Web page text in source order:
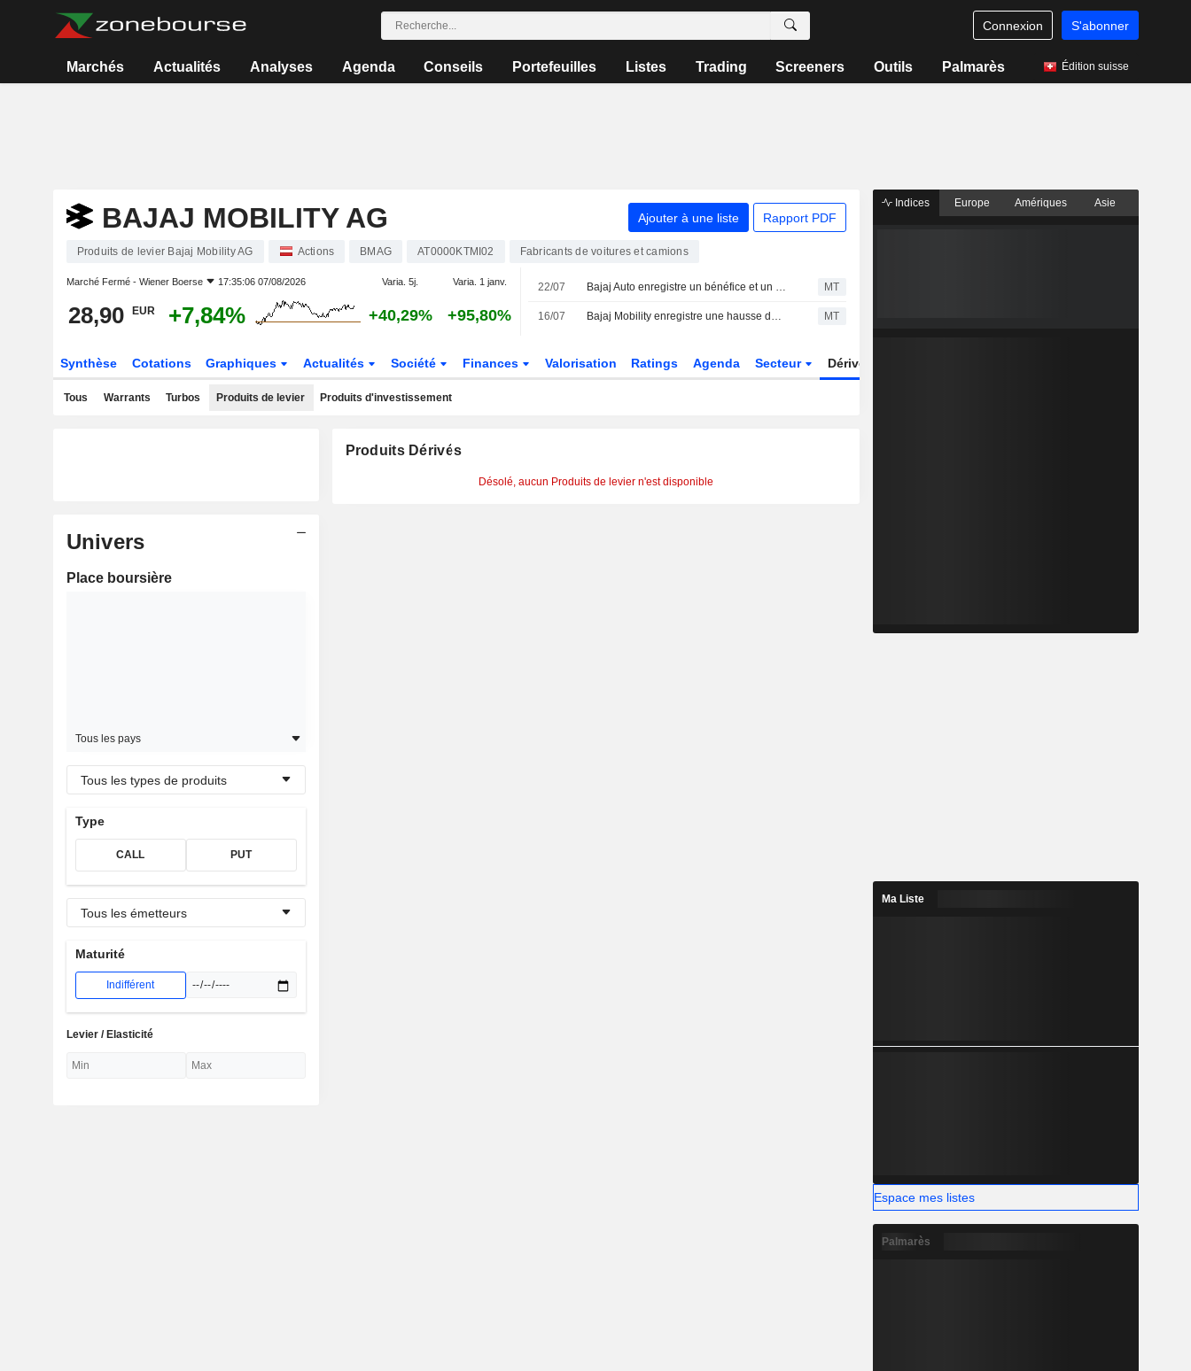
Connexion S'abonner
Marchés Actualités Analyses Agenda Conseils Portefeuilles Listes Trading Screeners Outils Palmarès Édition suisse
BAJAJ MOBILITY AG Ajouter à une liste Rapport PDF
Produits de levier Bajaj Mobility AG Actions BMAG AT0000KTMI02 Fabricants de voitures et camions
Marché Fermé - Wiener Boerse 17:35:06 07/08/2026 Varia. 5j. Varia. 1 janv.
28,90 EUR +7,84% +40,29% +95,80%
22/07 Bajaj Auto enregistre un bénéfice et un chiffre d'affaires records au premier trimestre, portés par la demande intérieure et internationale MT
16/07 Bajaj Mobility enregistre une hausse de son chiffre d'affaires dans le segment moto au premier semestre MT
Synthèse Cotations Graphiques Actualités Société Finances Valorisation Ratings Agenda Secteur Dérivés
Tous Warrants Turbos Produits de levier Produits d'investissement
Univers
Place boursière
Tous les pays
Tous les types de produits
Type
CALL PUT
Tous les émetteurs
Maturité
Indifférent
Levier / Elasticité
Produits Dérivés
Désolé, aucun Produits de levier n'est disponible
Indices Europe Amériques Asie
Ma Liste
Espace mes listes
Palmarès